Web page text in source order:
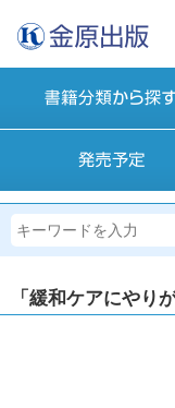
「緩和ケアにやり